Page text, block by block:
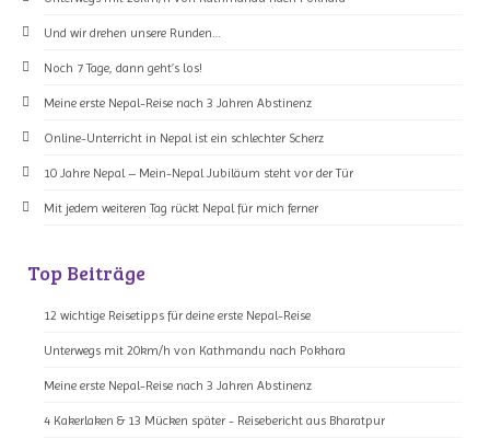
Und wir drehen unsere Runden…
Noch 7 Tage, dann geht’s los!
Meine erste Nepal-Reise nach 3 Jahren Abstinenz
Online-Unterricht in Nepal ist ein schlechter Scherz
10 Jahre Nepal – Mein-Nepal Jubiläum steht vor der Tür
Mit jedem weiteren Tag rückt Nepal für mich ferner
Top Beiträge
12 wichtige Reisetipps für deine erste Nepal-Reise
Unterwegs mit 20km/h von Kathmandu nach Pokhara
Meine erste Nepal-Reise nach 3 Jahren Abstinenz
4 Kakerlaken & 13 Mücken später - Reisebericht aus Bharatpur